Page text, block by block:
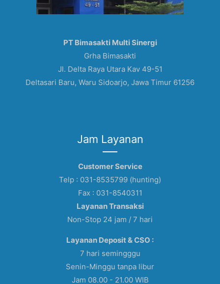
PT Bimasakti Multi Sinergi
Grha Bimasakti
Jl. Delta Raya Utara Kav 49-51
Deltasari Baru, Waru Sidoarjo, Jawa Timur 61256
Jam Layanan
Customer Service
Telp : 031-8535799 (hunting)
Fax : 031-8540311
Layanan Transaksi
Non-Stop 24 jam / 7 hari
Layanan Deposit & CSO :
7 hari semingggu
Senin-Minggu tanpa libur
Jam 08.00 - 21.00 WIB